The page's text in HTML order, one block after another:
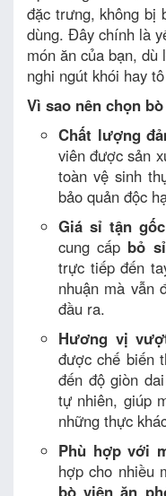
đặc trưng, không bị
dùng. Đây chính là
món ăn của bạn,
nghi ngút khói hay
Vì sao nên chọn
Chất lượng
viên được sản
toàn vệ sinh
bảo quản độc
Giá sỉ tận
cung cấp bỏ
trực tiếp đến
nhuận mà vẫn
đầu ra.
Hương vị
được chế biến
đến độ giòn
tự nhiên, giúp
những thực
Phù hợp với
hợp cho nhiều
bò viên ăn